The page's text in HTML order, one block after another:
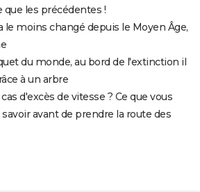
que les précédentes !
le moins changé depuis le Moyen Âge,
du monde, au bord de l'extinction il
à un arbre
d'excès de vitesse ? Ce que vous
avant de prendre la route des